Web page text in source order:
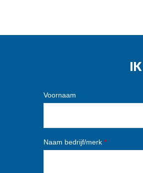
Voornaam
Naam bedrijf/merk *